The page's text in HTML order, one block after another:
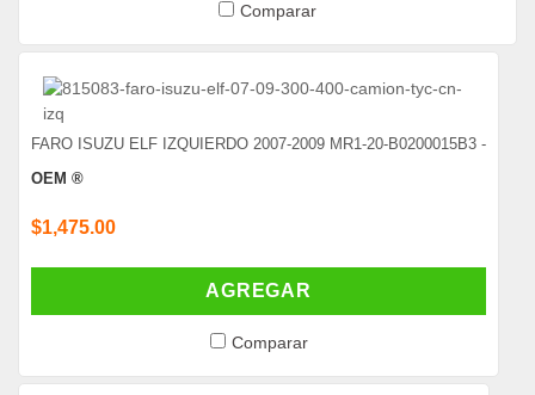
Comparar
FARO ISUZU ELF IZQUIERDO 2007-2009 MR1-20-B0200015B3 -
OEM ®
$1,475.00
AGREGAR
Comparar